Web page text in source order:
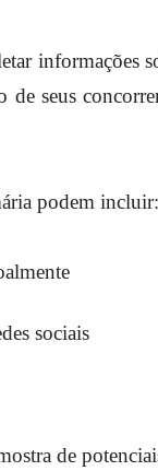
informações
seus
podem incluir:
sociais
de